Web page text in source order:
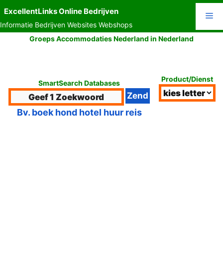
naar
de
ExcellentLinks Online Bedrijven
Informatie Bedrijven Websites Webshops
Groeps Accommodaties Nederland in Nederland
SmartSearch Databases
Bv. boek hond hotel huur reis
Product/Dienst